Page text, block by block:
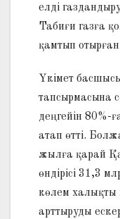
елді
Табиғи газға
қамтып отырған
Үкімет
тапсырмасына
деңгейін 80%-
атап өтті.
жылға қарай
өндірісі 31,3
көлем халықты
арттыруды